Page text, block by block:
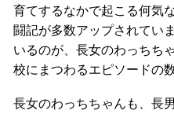
育てするなかで起こる何気
闘記が多数アップされてい
いるのが、長女のわっちち
校にまつわるエピソードの数
長女のわっちちゃんも、長